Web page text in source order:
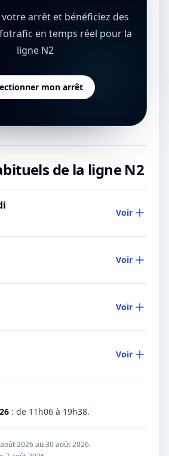
arrêt et bénéficiez des
en temps réel pour la
ligne N2
mon arrêt
de la ligneN2
Voir
Voir
Voir
Voir
: de 11h06 à 19h38.
2026 au 30 août 2026.